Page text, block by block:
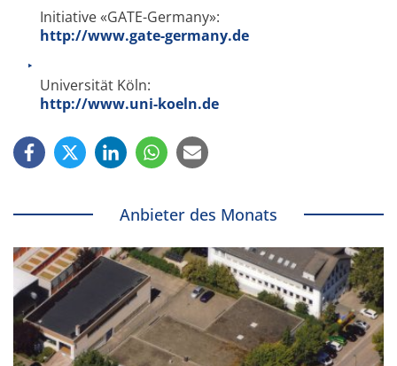
Initiative «GATE-Germany»:
http://www.gate-germany.de
Universität Köln:
http://www.uni-koeln.de
Anbieter des Monats